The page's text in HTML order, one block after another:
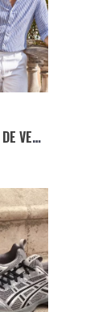
OLD MONEY – O ESTILO DE VERÃO QUE NUNCA SAI DE MODA